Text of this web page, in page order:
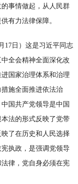
事情做起，从人民群
有力法律保障。
日）这是习近平同志
全会精神全面深化改
国家治理体系和治理
施全面推进依法治
国共产党领导是中国
法的形式反映了党带
了在历史和人民选择
执政，是强调党领导
律，党自身必须在宪